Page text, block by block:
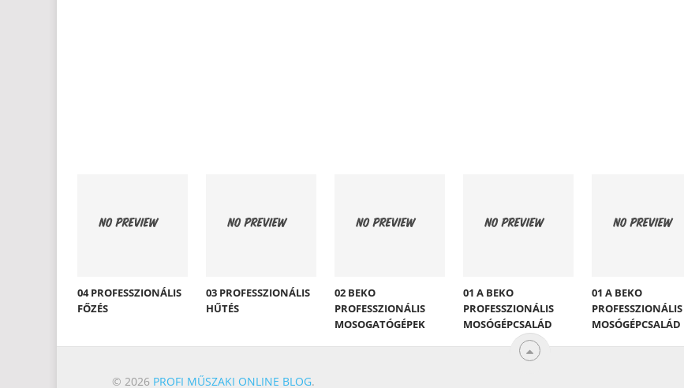
04 PROFESSZIONÁLIS
FŐZÉS
03 PROFESSZIONÁLIS
HŰTÉS
02 BEKO
PROFESSZIONÁLIS
MOSOGATÓGÉPEK
01 A BEKO
PROFESSZIONÁLIS
MOSÓGÉPCSALÁD
01 A BEKO
PROFESSZIONÁLIS
MOSÓGÉPCSALÁD
© 2026 PROFI MŰSZAKI ONLINE BLOG.